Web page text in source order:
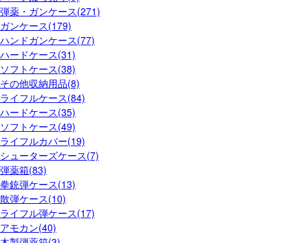
弾薬・ガンケース(271)
ガンケース(179)
ハンドガンケース(77)
ハードケース(31)
ソフトケース(38)
その他収納用品(8)
ライフルケース(84)
ハードケース(35)
ソフトケース(49)
ライフルカバー(19)
シューターズケース(7)
弾薬箱(83)
拳銃弾ケース(13)
散弾ケース(10)
ライフル弾ケース(17)
アモカン(40)